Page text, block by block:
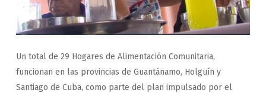
Un total de 29 Hogares de Alimentación Comunitaria,
funcionan en las provincias de Guantánamo, Holguín y
Santiago de Cuba, como parte del plan impulsado por el